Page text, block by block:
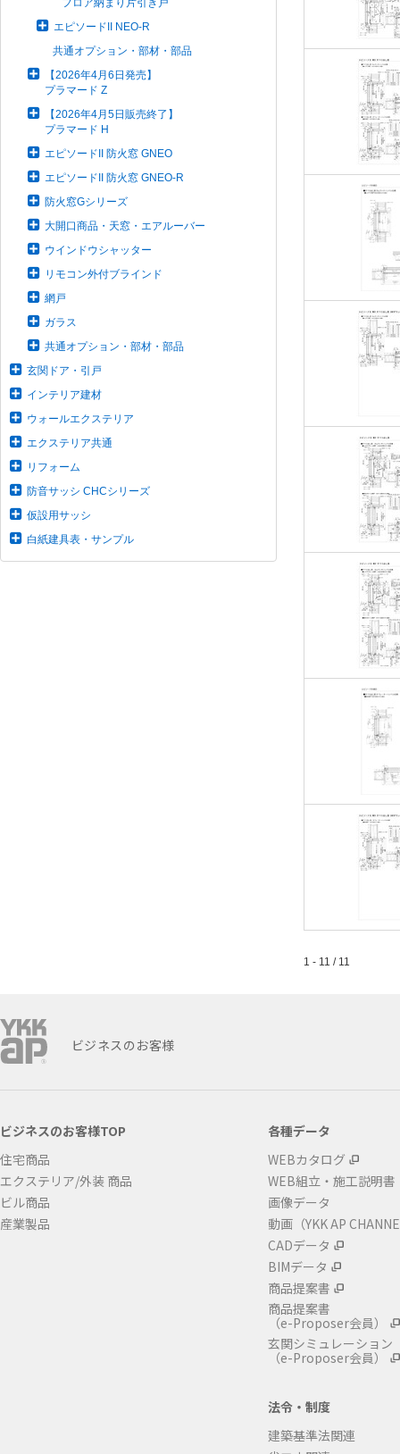
フロア納まり片引き戸
エピソードII NEO-R
共通オプション・部材・部品
【2026年4月6日発売】
プラマード Z
【2026年4月5日販売終了】
プラマード H
エピソードII 防火窓 GNEO
エピソードII 防火窓 GNEO-R
防火窓Gシリーズ
大開口商品・天窓・エアルーバー
ウインドウシャッター
リモコン外付ブラインド
網戸
ガラス
共通オプション・部材・部品
玄関ドア・引戸
インテリア建材
ウォールエクステリア
エクステリア共通
リフォーム
防音サッシ CHCシリーズ
仮設用サッシ
白紙建具表・サンプル
1 - 11 / 11
ビジネスのお客様
ビジネスのお客様TOP
住宅商品
エクステリア/外装 商品
ビル商品
産業製品
各種データ
WEBカタログ
WEB組立・施工説明書
画像データ
動画（YKK AP
CADデータ
BIMデータ
商品提案書
商品提案書
（e-Proposer会員）
玄関シミュレーション
（e-Proposer会員）
法令・制度
建築基準法関連